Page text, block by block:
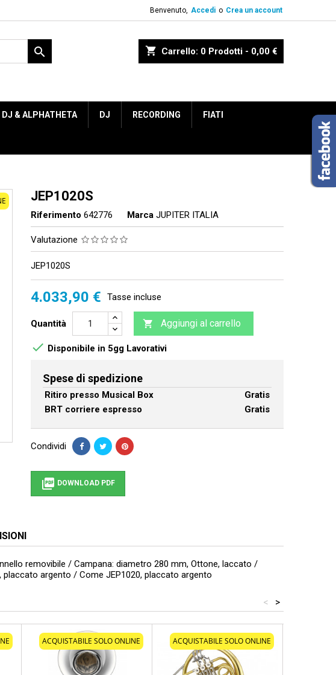
Benvenuto, Accedi o Crea un account
shopping_cart Carrello: 0 Prodotti - 0,00 €

DJ & ALPHATHETA DJ RECORDING FIATI
JEP1020S
Riferimento 642776 Marca JUPITER ITALIA
Valutazione
JEP1020S
4.033,90 € Tasse incluse
Quantità  Aggiungi al carrello
 Disponibile in 5gg Lavorativi
Spese di spedizione
Ritiro presso Musical Box
Gratis
BRT corriere espresso
Gratis
Condividi
 DOWNLOAD PDF
removibile / Campana: diametro 280 mm, Ottone, laccato /
argento / Come JEP1020, placcato argento
>
<
ACQUISTABILE SOLO ONLINE ACQUISTABILE SOLO ONLINE